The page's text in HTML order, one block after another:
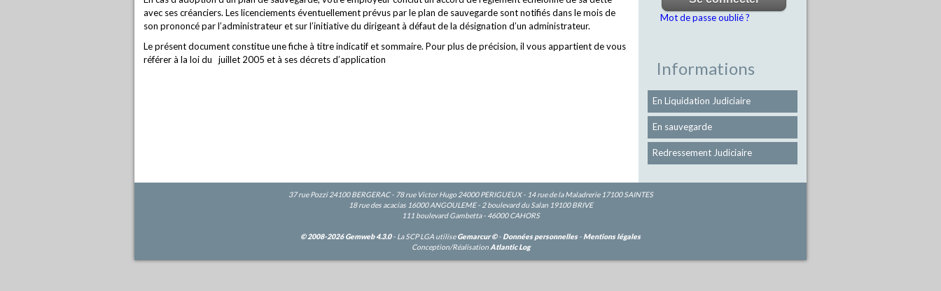
avec ses créanciers. Les licenciements éventuellement prévus par le plan de sauvegarde sont notifiés dans le mois de
son prononcé par l’administrateur et sur l’initiative du dirigeant à défaut de la désignation d’un administrateur.
Le présent document constitue une fiche à titre indicatif et sommaire. Pour plus de précision, il vous appartient de vous
référer à la loi du juillet 2005 et à ses décrets d’application
Mot de passe oublié ?
Informations
En Liquidation Judiciaire
En sauvegarde
Redressement Judiciaire
37 rue Pozzi 24100 BERGERAC - 78 rue Victor Hugo 24000 PERIGUEUX - 14 rue de la Maladrerie 17100 SAINTES
18 rue des acacias 16000 ANGOULEME - 2 boulevard du Salan 19100 BRIVE
111 boulevard Gambetta - 46000 CAHORS
© 2008-2026 Gemweb 4.3.0- La SCP LGA utiliseGemarcur ©- Données personnelles- Mentions légales
Conception/Réalisation Atlantic Log